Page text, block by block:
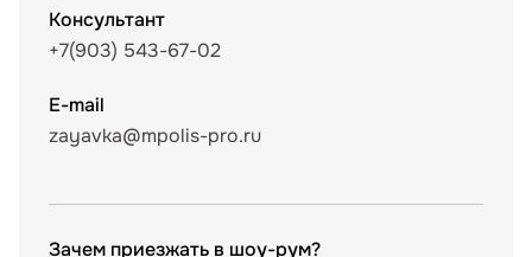
Консультант
+7(903) 543-67-02
E-mail
zayavka@mpolis-pro.ru
Зачем приезжать в шоу-рум?